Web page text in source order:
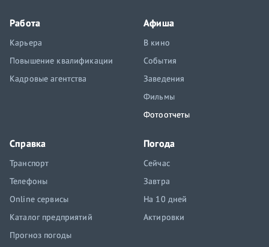
Работа
Карьера
Повышение квалификации
Кадровые агентства
Афиша
В кино
События
Заведения
Фильмы
Фотоотчеты
Справка
Транспорт
Телефоны
Online сервисы
Каталог предприятий
Прогноз погоды
Погода
Сейчас
Завтра
На 10 дней
Актировки